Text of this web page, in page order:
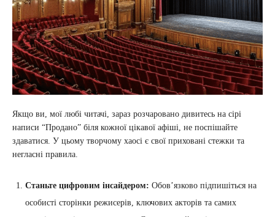
Якщо ви, мої любі читачі, зараз розчаровано дивитесь на сірі
написи “Продано” біля кожної цікавої афіші, не поспішайте
здаватися. У цьому творчому хаосі є свої приховані стежки та
негласні правила.
Станьте цифровим інсайдером: Обов’язково підпишіться на
особисті сторінки режисерів, ключових акторів та самих